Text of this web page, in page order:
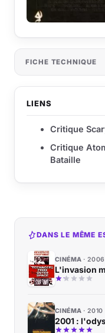
FICHE TECHNIQUE
LIENS
Critique
Critique
Bataille
DANS LE MÊME
CINÉMA 2006
L'invasion
CINÉMA 2010
2001 :